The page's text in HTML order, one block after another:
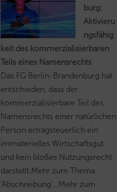
burg:
Aktivieru
ngsfähig
keit des kommerzialisierbaren
Teils eines Namensrechts
Das FG Berlin-Brandenburg hat
entschieden, dass der
kommerzialisierbare Teil des
Namensrechts einer natürlichen
Person ertragsteuerlich ein
immaterielles Wirtschaftsgut
und kein bloßes Nutzungsrecht
darstellt.Mehr zum Thema
'Abschreibung'...Mehr zum